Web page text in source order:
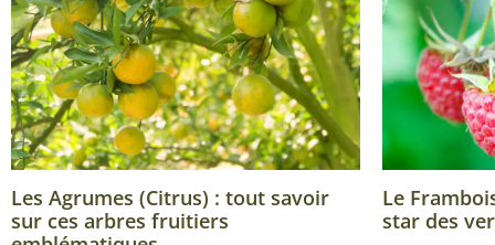
Les Agrumes (Citrus) : tout savoir
sur ces arbres fruitiers
Le
star des